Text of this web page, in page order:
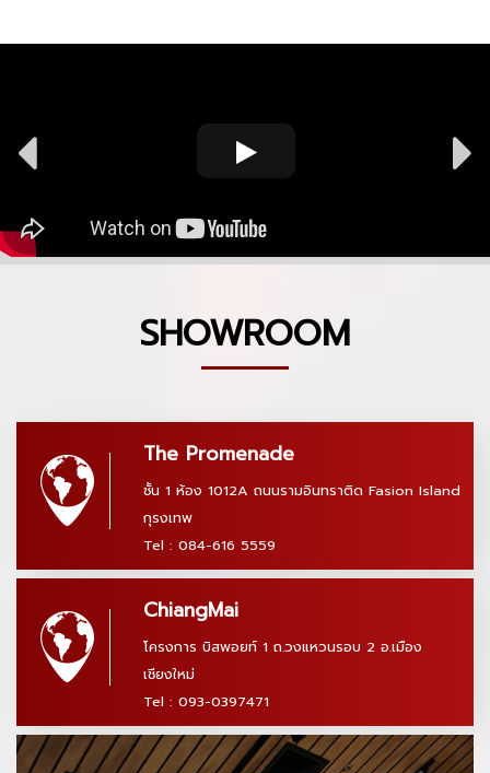
SHOWROOM
The Promenade
ชั้น 1 ห้อง 1012A ถนนรามอินทราติด Fasion Island
กุรงเทพ
Tel : 084-616 5559
ChiangMai
โครงการ บิสพอยท์ 1 ถ.วงแหวนรอบ 2 อ.เมือง
เชียงใหม่
Tel : 093-0397471